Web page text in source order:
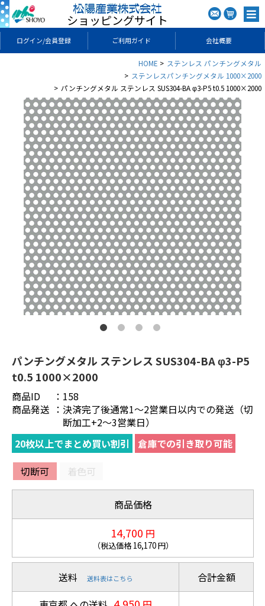
ショッピングサイト
ログイン/会員登録 ご利用ガイド 会社概要
HOME
ステンレス パンチングメタル
ステンレスパンチングメタル 1000×2000
パンチングメタル ステンレス SUS304-BA φ3-P5 t0.5 1000×2000
パンチングメタル ステンレス SUS304-BA φ3-P5
t0.5 1000×2000
商品ID ： 158
商品発送 ： 決済完了後通常1～2営業日以内での発送（切
断加工+2～3営業日）
20枚以上でまとめ買い割引
倉庫での引き取り可能
切断可
着色可
商品価格
14,700 円
（税込価格16,170円）
送料 送料表はこちら 合計金額